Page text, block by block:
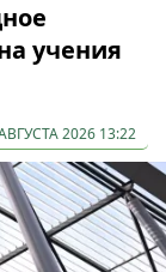
учения
2026 13:22